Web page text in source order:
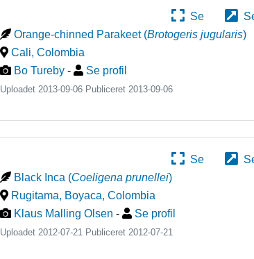
Se
Orange-chinned Parakeet (Brotogeris jugularis)
Cali,Colombia
Bo Tureby - Se profil
Uploadet 2013-09-06 Publiceret 2013-09-06
Se
Black Inca (Coeligena prunellei)
Rugitama, Boyaca,Colombia
Klaus Malling Olsen - Se profil
Uploadet 2012-07-21 Publiceret 2012-07-21